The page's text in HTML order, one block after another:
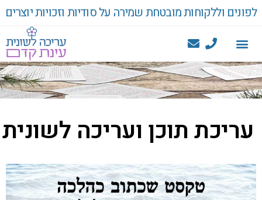
לפונים וללקוחות מובטחת שמירה על סודיות וזכויות יוצרים
עריכת תוכן ועריכה לשונית